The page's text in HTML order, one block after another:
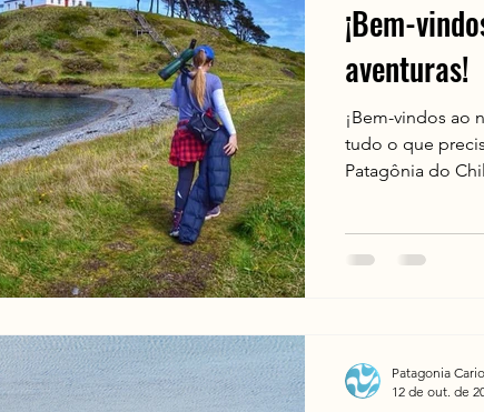
¡Bem-
aventuras!
¡Bem-vindos ao
tudo o que
Patagônia do
Patagonia
12 de out. de